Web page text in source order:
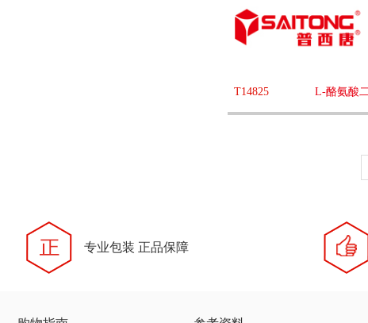
T14825 L-酪氨酸
专业包装 正品保障